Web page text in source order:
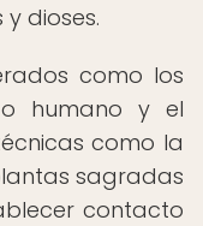
dioses.
como los
humano y el
como la
sagradas
contacto